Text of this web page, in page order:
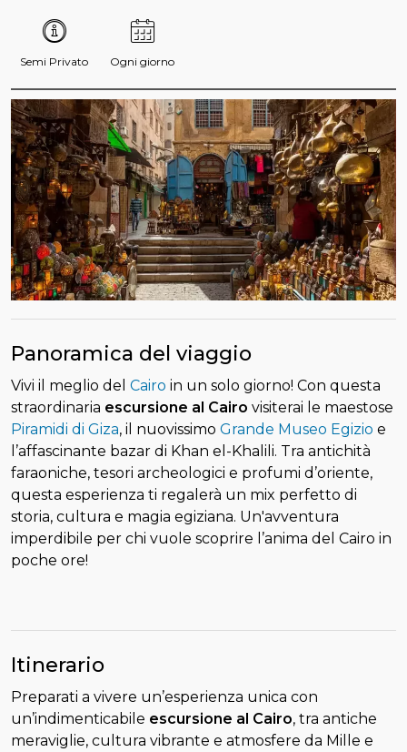
Semi Privato Ogni giorno
Panoramica del viaggio
Vivi il meglio del Cairo in un solo giorno! Con questa
straordinaria escursione al Cairo visiterai le maestose
Piramidi di Giza, il nuovissimo Grande Museo Egizio e
l’affascinante bazar di Khan el-Khalili. Tra antichità
faraoniche, tesori archeologici e profumi d’oriente,
questa esperienza ti regalerà un mix perfetto di
storia, cultura e magia egiziana. Un'avventura
imperdibile per chi vuole scoprire l’anima del Cairo in
poche ore!
Itinerario
Preparati a vivere un’esperienza unica con
un’indimenticabile escursione al Cairo, tra antiche
meraviglie, cultura vibrante e atmosfere da Mille e